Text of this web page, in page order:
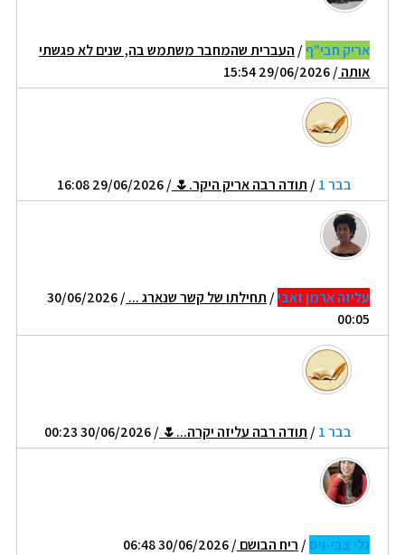
אריק חבי"ף/ העברית שהמחבר משתמש בה, שנים לא פגשתי
אותה/ 29/06/2026 15:54
בבר 1 / תודה רבה אריק היקר.🌷 / 29/06/2026 16:08
עליזה ארמן זאבי/ תחילתו של קשר שנארג ...
/ 30/06/2026
00:05
בבר 1 / תודה רבה עליזה יקרה...🌷 / 30/06/2026 00:23
גלי צבי-ויס/ ריח הבושם/ 30/06/2026 06:48